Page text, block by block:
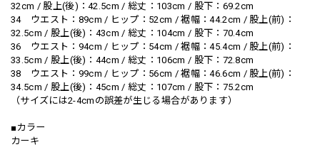
32cm / 股上(後)：42.5cm / 総丈：103cm / 股下：69.2cm
34 ウエスト：89cm / ヒップ：52cm / 裾幅：44.2cm / 股上(前)：
32.5cm / 股上(後)：43cm / 総丈：104cm / 股下：70.4cm
36 ウエスト：94cm / ヒップ：54cm / 裾幅：45.4cm / 股上(前)：
33.5cm / 股上(後)：44cm / 総丈：106cm / 股下：72.8cm
38 ウエスト：99cm / ヒップ：56cm / 裾幅：46.6cm / 股上(前)：
34.5cm / 股上(後)：45cm / 総丈：107cm / 股下：75.2cm
（サイズには2-4cmの誤差が生じる場合があります）
■カラー
カーキ